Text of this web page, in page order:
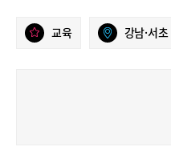
교육 강남·서초